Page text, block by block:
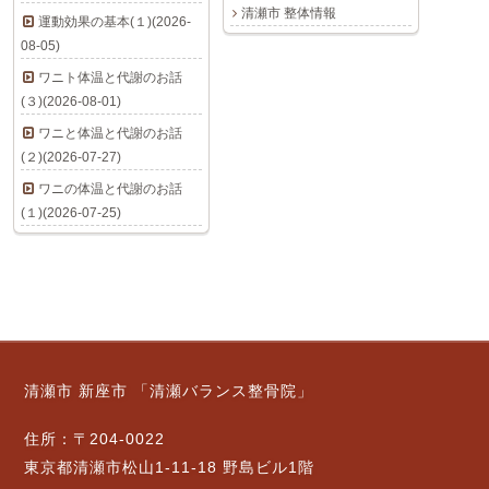
清瀬市 整体情報
運動効果の基本(１)(2026-
08-05)
ワニト体温と代謝のお話
(３)(2026-08-01)
ワニと体温と代謝のお話
(２)(2026-07-27)
ワニの体温と代謝のお話
(１)(2026-07-25)
清瀬市 新座市 「清瀬バランス整骨院」
住所：〒204-0022
東京都清瀬市松山1-11-18 野島ビル1階